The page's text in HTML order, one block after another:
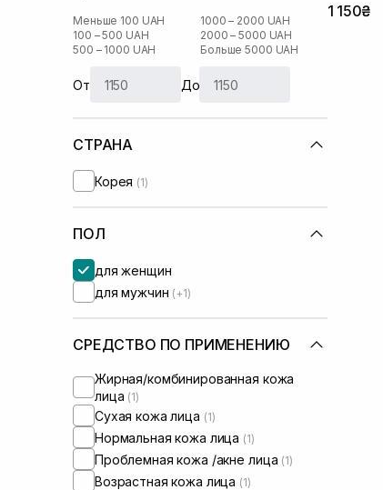
Dr. Ceuracle
I'm From(+2)
Instytutum
Medik8
OMI
Purito
Skin1004
Transparent-Lab(+1)
UIQ
Меньше 100 UAH
100 – 500 UAH
500 – 1000 UAH
1000 – 2000 UAH
2000 – 5000 UAH
Больше 5000 UAH
От До
СТРАНА
Корея (1)
ПОЛ
для женщин
для мужчин (+1)
СРЕДСТВО ПО ПРИМЕНЕНИЮ
Жирная/комбинированная кожа
лица (1)
Сухая кожа лица (1)
Нормальная кожа лица (1)
Проблемная кожа /акне лица (1)
Возрастная кожа лица (1)
1 150₴